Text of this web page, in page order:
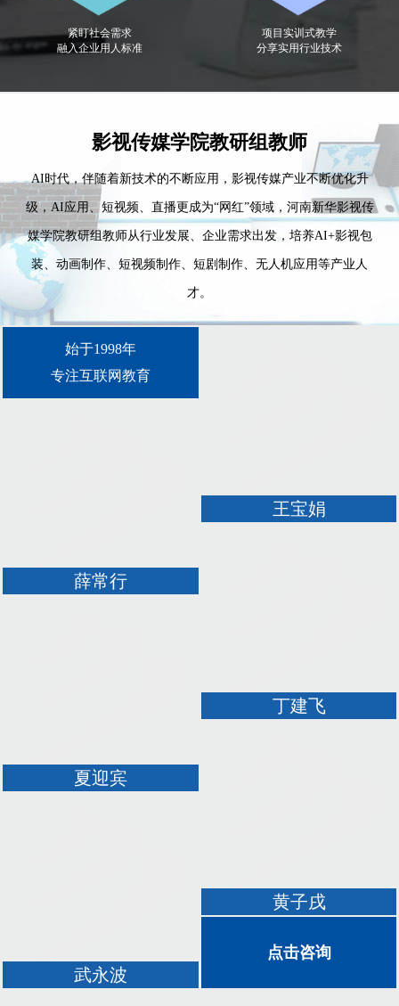
紧盯社会需求
融入企业用人标准
项目实训式教学
分享实用行业技术
影视传媒学院教研组教师
AI时代，伴随着新技术的不断应用，影视传媒产业不断优化升
级，AI应用、短视频、直播更成为“网红”领域，河南新华影视传
媒学院教研组教师从行业发展、企业需求出发，培养AI+影视包
装、动画制作、短视频制作、短剧制作、无人机应用等产业人
才。
始于1998年
专注互联网教育
薛常行
夏迎宾
武永波
王宝娟
丁建飞
黄子戌
点击咨询